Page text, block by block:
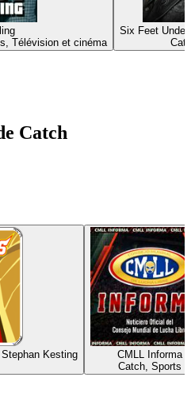
Télévision et cinéma
Six Feet
Catch
Kesting
CMLL Informa
Catch, Sports